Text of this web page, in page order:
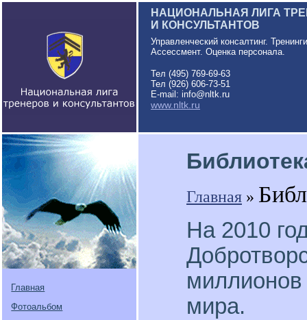
НАЦИОНАЛЬНАЯ ЛИГА
И КОНСУЛЬТАНТОВ
Управленческий консалтинг.
Ассессмент. Оценка персонала.
Тел (495) 769-69-63
Тел (926) 606-73-51
E-mail: info@nltk.ru
www.nltk.ru
Главная
Фотоальбом
Главная »
На 2010
миллионов
мира.